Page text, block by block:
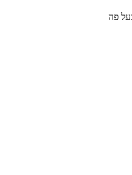
פה